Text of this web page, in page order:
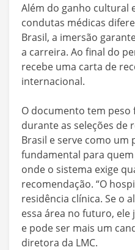
Além do ganho cultural
condutas médicas
Brasil, a imersão
a carreira. Ao final do
recebe uma carta de
internacional.
O documento tem
durante as seleções de
Brasil e serve como um
fundamental para
onde o sistema exige
recomendação. “O
residência clínica. Se o
essa área no futuro,
e pode ser mais um
diretora da LMC.